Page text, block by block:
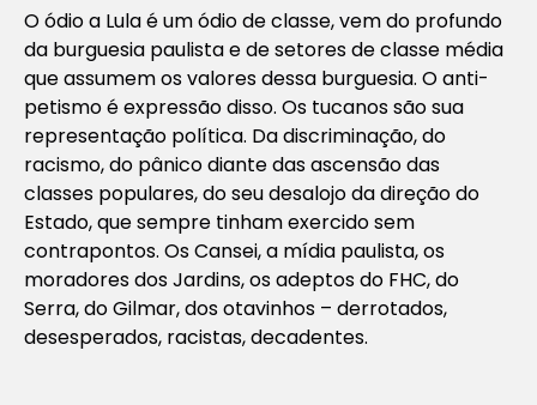
O ódio a Lula é um ódio de classe, vem do profundo
da burguesia paulista e de setores de classe média
que assumem os valores dessa burguesia. O anti-
petismo é expressão disso. Os tucanos são sua
representação política. Da discriminação, do
racismo, do pânico diante das ascensão das
classes populares, do seu desalojo da direção do
Estado, que sempre tinham exercido sem
contrapontos. Os Cansei, a mídia paulista, os
moradores dos Jardins, os adeptos do FHC, do
Serra, do Gilmar, dos otavinhos – derrotados,
desesperados, racistas, decadentes.